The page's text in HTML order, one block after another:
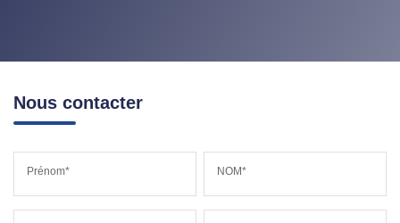
Nous contacter
Prénom* NOM*